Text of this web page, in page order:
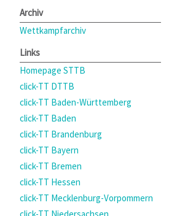
Archiv
Wettkampfarchiv
Links
Homepage STTB
click-TT DTTB
click-TT Baden-Württemberg
click-TT Baden
click-TT Brandenburg
click-TT Bayern
click-TT Bremen
click-TT Hessen
click-TT Mecklenburg-Vorpommern